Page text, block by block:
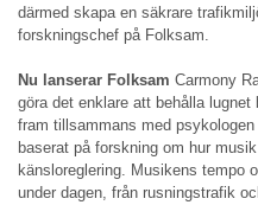
därmed skapa en säkrare
forskningschef på Folksam.
Nu lanserar Folksam Carmony
göra det enklare att behålla
fram tillsammans med
baserat på forskning om hur
känsloreglering. Musikens tempo
under dagen, från rusningstrafik